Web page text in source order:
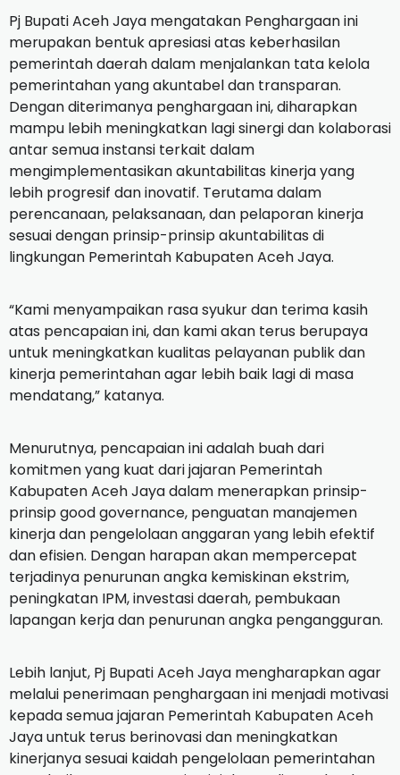
Pj Bupati Aceh Jaya mengatakan Penghargaan ini
merupakan bentuk apresiasi atas keberhasilan
pemerintah daerah dalam menjalankan tata kelola
pemerintahan yang akuntabel dan transparan.
Dengan diterimanya penghargaan ini, diharapkan
mampu lebih meningkatkan lagi sinergi dan kolaborasi
antar semua instansi terkait dalam
mengimplementasikan akuntabilitas kinerja yang
lebih progresif dan inovatif. Terutama dalam
perencanaan, pelaksanaan, dan pelaporan kinerja
sesuai dengan prinsip-prinsip akuntabilitas di
lingkungan Pemerintah Kabupaten Aceh Jaya.
“Kami menyampaikan rasa syukur dan terima kasih
atas pencapaian ini, dan kami akan terus berupaya
untuk meningkatkan kualitas pelayanan publik dan
kinerja pemerintahan agar lebih baik lagi di masa
mendatang,” katanya.
Menurutnya, pencapaian ini adalah buah dari
komitmen yang kuat dari jajaran Pemerintah
Kabupaten Aceh Jaya dalam menerapkan prinsip-
prinsip good governance, penguatan manajemen
kinerja dan pengelolaan anggaran yang lebih efektif
dan efisien. Dengan harapan akan mempercepat
terjadinya penurunan angka kemiskinan ekstrim,
peningkatan IPM, investasi daerah, pembukaan
lapangan kerja dan penurunan angka pengangguran.
Lebih lanjut, Pj Bupati Aceh Jaya mengharapkan agar
melalui penerimaan penghargaan ini menjadi motivasi
kepada semua jajaran Pemerintah Kabupaten Aceh
Jaya untuk terus berinovasi dan meningkatkan
kinerjanya sesuai kaidah pengelolaan pemerintahan